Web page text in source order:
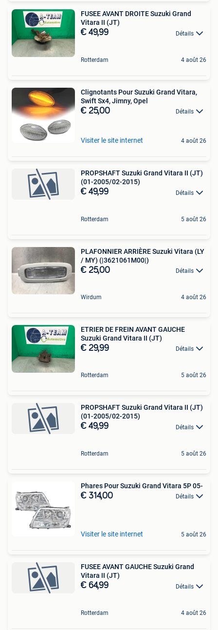
FUSEE AVANT DROITE Suzuki Grand
Vitara II (JT)
€ 49,99 Détails
Rotterdam 4 août 26
Clignotants Pour Suzuki Grand Vitara,
Swift Sx4, Jimny, Opel
€ 25,00 Détails
Visiter le site internet 4 août 26
PROPSHAFT Suzuki Grand Vitara II (JT)
(01-2005/02-2015)
€ 49,99 Détails
Rotterdam 5 août 26
PLAFONNIER ARRIÈRE Suzuki Vitara (LY
/ MY) (|3621061M00|)
€ 25,00 Détails
Wirdum 4 août 26
ETRIER DE FREIN AVANT GAUCHE
Suzuki Grand Vitara II (JT)
€ 29,99 Détails
Rotterdam 5 août 26
PROPSHAFT Suzuki Grand Vitara II (JT)
(01-2005/02-2015)
€ 49,99 Détails
Rotterdam 5 août 26
Phares Pour Suzuki Grand Vitara 5P 05-
€ 314,00 Détails
Visiter le site internet 5 août 26
FUSEE AVANT GAUCHE Suzuki Grand
Vitara II (JT)
€ 64,99 Détails
Rotterdam 4 août 26